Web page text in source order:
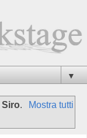
▼
Siro.
Mostra tutti